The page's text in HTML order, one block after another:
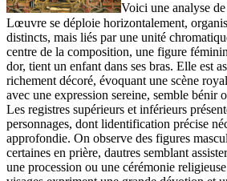
Voici une analyse
Lœuvre se déploie horizontalement,
distincts, mais liés par une unité
centre de la composition, une figure
dor, tient un enfant dans ses bras. Elle est
richement décoré, évoquant une scène
avec une expression sereine, semble bénir
Les registres supérieurs et inférieurs
personnages, dont lidentification précise
approfondie. On observe des figures
certaines en prière, dautres semblant
une procession ou une cérémonie